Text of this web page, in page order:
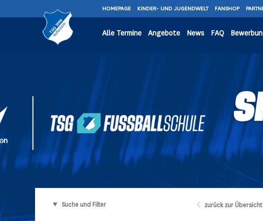
HOMEPAGE KINDER- UND JUGENDWELT FANSHOP
Alle Termine Angebote News FAQ
Suche und Filter zurück zur Übersicht